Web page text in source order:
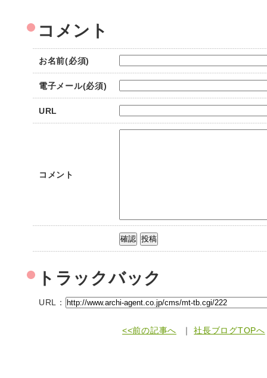
コメント
お名前(必須)
電子メール(必須)
URL
コメント
トラックバック
URL：
<<前の記事へ ｜ 社長ブログTOPへ